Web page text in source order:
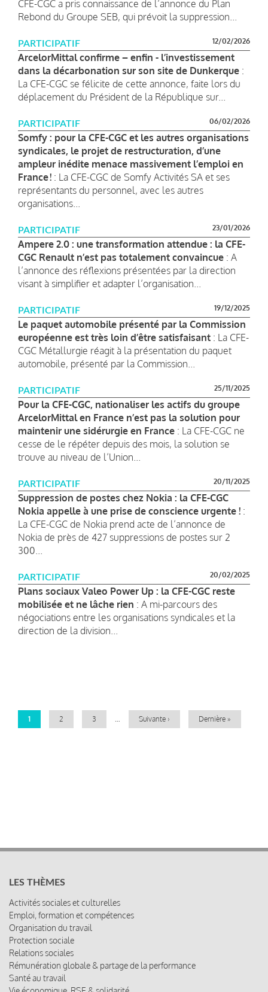
CFE-CGC a pris connaissance de l’annonce du Plan
Rebond du Groupe SEB, qui prévoit la suppression...
PARTICIPATIF 12/02/2026
ArcelorMittal confirme – enfin - l’investissement
dans la décarbonation sur son site de Dunkerque :
La CFE-CGC se félicite de cette annonce, faite lors du
déplacement du Président de la République sur...
PARTICIPATIF 06/02/2026
Somfy : pour la CFE-CGC et les autres organisations
syndicales, le projet de restructuration, d’une
ampleur inédite menace massivement l’emploi en
France ! : La CFE-CGC de Somfy Activités SA et ses
représentants du personnel, avec les autres
organisations...
PARTICIPATIF 23/01/2026
Ampere 2.0 : une transformation attendue : la CFE-
CGC Renault n’est pas totalement convaincue : A
l’annonce des réflexions présentées par la direction
visant à simplifier et adapter l’organisation...
PARTICIPATIF 19/12/2025
Le paquet automobile présenté par la Commission
européenne est très loin d’être satisfaisant : La CFE-
CGC Métallurgie réagit à la présentation du paquet
automobile, présenté par la Commission...
PARTICIPATIF 25/11/2025
Pour la CFE-CGC, nationaliser les actifs du groupe
ArcelorMittal en France n’est pas la solution pour
maintenir une sidérurgie en France : La CFE-CGC ne
cesse de le répéter depuis des mois, la solution se
trouve au niveau de l’Union...
PARTICIPATIF 20/11/2025
Suppression de postes chez Nokia : la CFE-CGC
Nokia appelle à une prise de conscience urgente ! :
La CFE-CGC de Nokia prend acte de l’annonce de
Nokia de près de 427 suppressions de postes sur 2
300...
PARTICIPATIF 20/02/2025
Plans sociaux Valeo Power Up : la CFE-CGC reste
mobilisée et ne lâche rien : A mi-parcours des
négociations entre les organisations syndicales et la
direction de la division...
Page
1 Page
2 Page
3
Page
Suivante ›
Dernière
Dernière »
LES THÈMES
Activités sociales et culturelles
Emploi, formation et compétences
Organisation du travail
Protection sociale
Relations sociales
Rémunération globale & partage de la performance
Santé au travail